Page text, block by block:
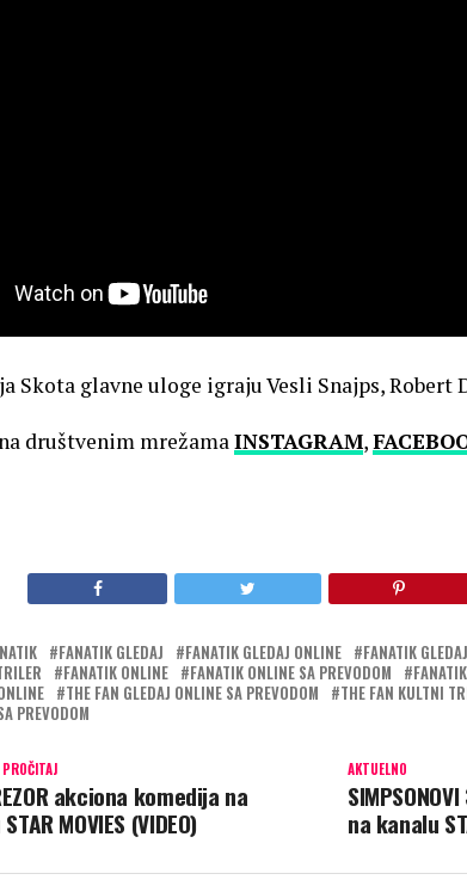
Skota glavne uloge igraju Vesli Snajps, Robert
društvenim mrežamaINSTAGRAM,
FANATIK GLEDAJ FANATIK GLEDAJ ONLINE
FANATIK
FANATIK ONLINE FANATIK ONLINE SA PREVODOM
THE FAN GLEDAJ ONLINE SA PREVODOM THE FAN KULTNI
PREVODOM
AKTUELNO
na kanalu
akciona komedija na
MOVIES (VIDEO)